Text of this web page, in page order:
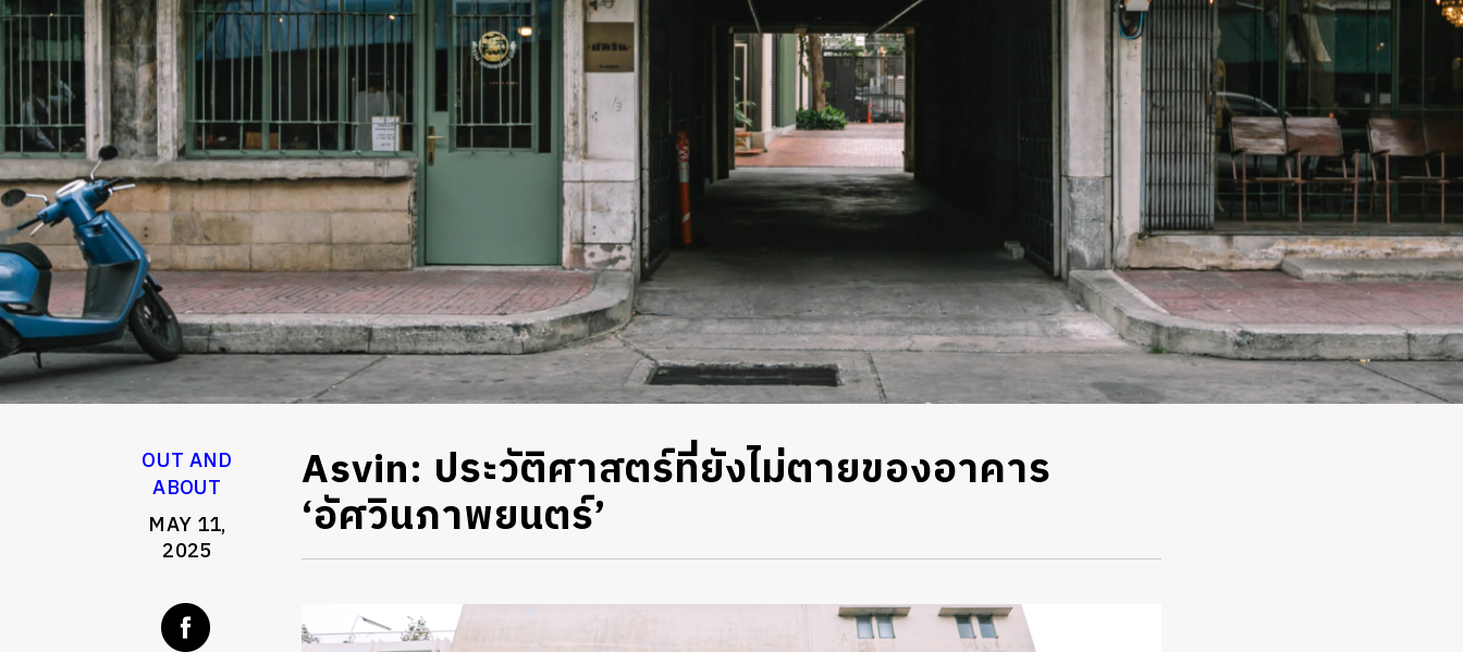
OUT AND
ABOUT
MAY 11,
2025
Asvin: ประวัติศาสตร์ที่ยังไม่ตายของอาคาร
‘อัศวินภาพยนตร์’